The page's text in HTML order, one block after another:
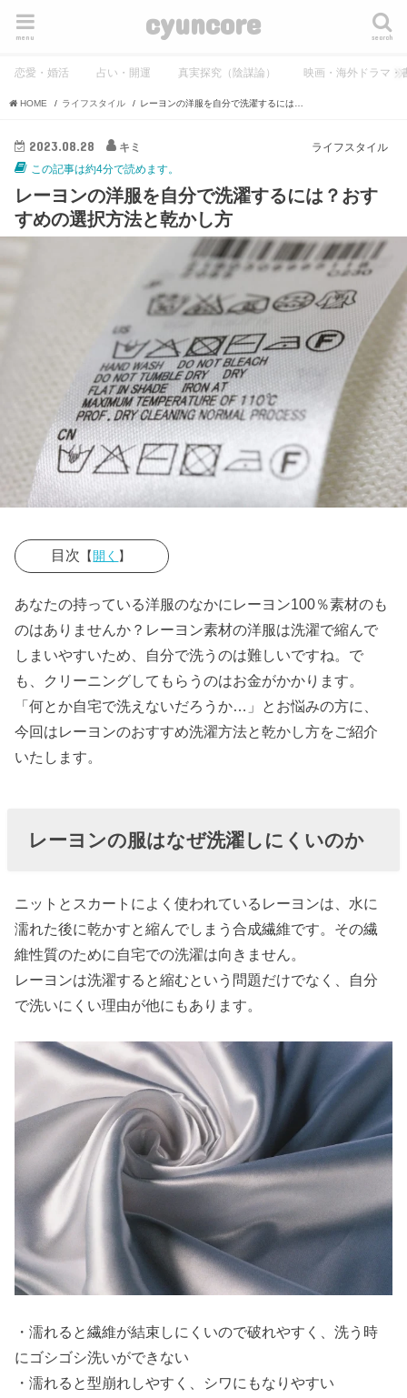
cyuncore search
menu
恋愛・婚活 占い・開運 真実探究（陰謀論） 映画・海外ドラマ・
HOME ライフスタイル
ライフスタイル
2023.08.28
キミ
この記事は約4分で読めます。
レーヨンの洋服を自分で洗濯するには？おす
すめの選択方法と乾かし方
目次 【開く 】
› レーヨンの服
はなぜ洗濯し
にくいのか
› レーヨン
100％だけでな
く、レーヨン
＋ポリエステ
› レーヨンの服
する時のおす
すめ方法
» レーヨ
ンを手
洗いで
洗濯す
る場合
» レーヨ
ンを洗
濯機で
洗う場
› レーヨンの服
を縮めない乾
かし方
› 最後に
あなたの持っている洋服のなかにレーヨン100％素材のも
のはありませんか？レーヨン素材の洋服は洗濯で縮んで
しまいやすいため、自分で洗うのは難しいですね。で
も、クリーニングしてもらうのはお金がかかります。
「何とか自宅で洗えないだろうか…」とお悩みの方に、
今回はレーヨンのおすすめ洗濯方法と乾かし方をご紹介
いたします。
レーヨンの服はなぜ洗濯しにくいのか
ニットとスカートによく使われているレーヨンは、水に
濡れた後に乾かすと縮んでしまう合成繊維です。その繊
維性質のために自宅での洗濯は向きません。
レーヨンは洗濯すると縮むという問題だけでなく、自分
で洗いにくい理由が他にもあります。
・濡れると繊維が結束しにくいので破れやすく、洗う時
にゴシゴシ洗いができない
・濡れると型崩れしやすく、シワにもなりやすい